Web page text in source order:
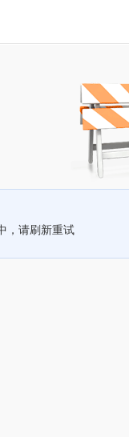
，请刷新重试